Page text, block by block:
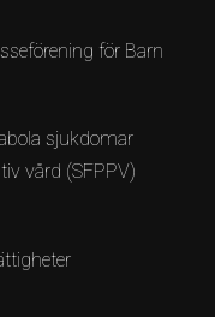
för Barn
sjukdomar
vård (SFPPV)